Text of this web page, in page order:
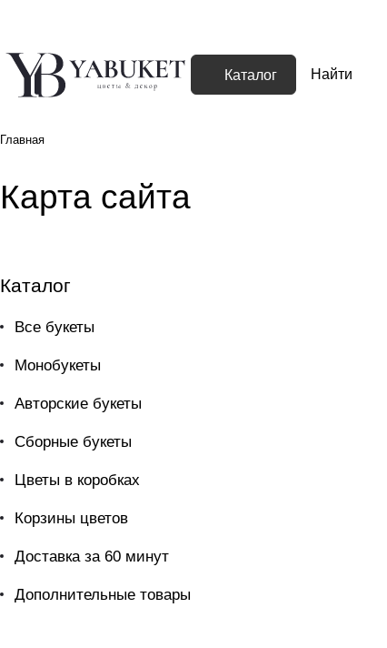
Каталог
Главная
Карта сайта
Каталог
Все букеты
Монобукеты
Авторские букеты
Сборные букеты
Цветы в коробках
Корзины цветов
Доставка за 60 минут
Дополнительные товары